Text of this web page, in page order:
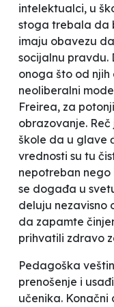
intelektualci, u
stoga trebala da
imaju obavezu
socijalnu pravdu.
onoga što od
neoliberalni
Freirea, za
obrazovanje.
škole da u glave
vrednosti su tu
nepotreban nego
se događa u
deluju nezavisno
da zapamte
prihvatili zdravo
Pedagoška
prenošenje i
učenika.